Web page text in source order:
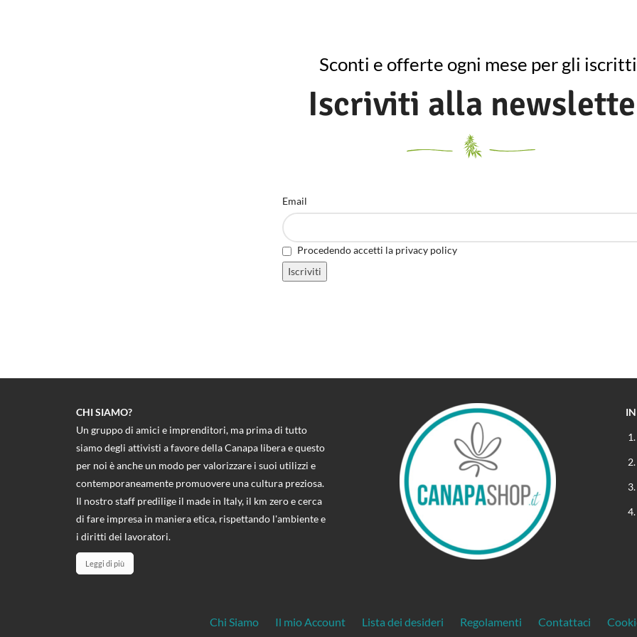
Sconti e offerte ogni mese per gli iscritti
Iscriviti alla
Email
Procedendo accetti la privacy policy
CHI SIAMO?
Un gruppo di amici e imprenditori, ma prima di tutto
siamo degli attivisti a favore della Canapa libera e questo
per noi è anche un modo per valorizzare i suoi utilizzi e
contemporaneamente promuovere una cultura preziosa.
Il nostro staff predilige il made in Italy, il km zero e cerca
di fare impresa in maniera etica, rispettando l'ambiente e
i diritti dei lavoratori.
Leggi di più
Chi Siamo Il mio Account Lista dei desideri Regolamenti Contattaci